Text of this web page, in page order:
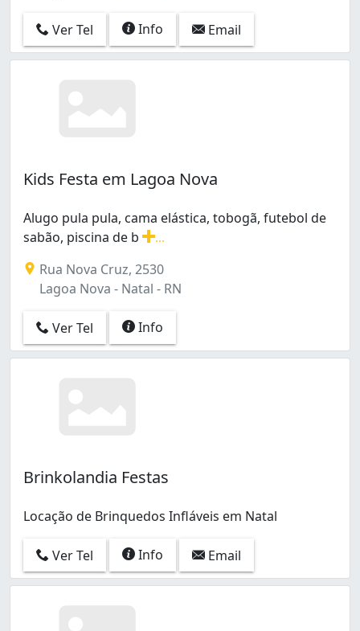
Ver Tel Info Email
Kids Festa em Lagoa Nova
Alugo pula pula, cama elástica, tobogã, futebol de
sabão, piscina de b
Rua Nova Cruz, 2530
Lagoa Nova - Natal - RN
Ver Tel Info
Brinkolandia Festas
Locação de Brinquedos Infláveis em Natal
Ver Tel Info Email